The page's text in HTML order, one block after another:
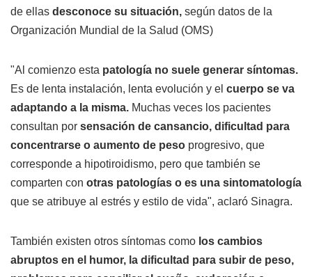
de ellas desconoce su situación, según datos de la
Organización Mundial de la Salud (OMS)
"Al comienzo esta patología no suele generar síntomas.
Es de lenta instalación, lenta evolución y el cuerpo se va
adaptando a la misma. Muchas veces los pacientes
consultan por sensación de cansancio, dificultad para
concentrarse o aumento de peso progresivo, que
corresponde a hipotiroidismo, pero que también se
comparten con otras patologías o es una sintomatología
que se atribuye al estrés y estilo de vida", aclaró Sinagra.
También existen otros síntomas como los cambios
abruptos en el humor, la dificultad para subir de peso,